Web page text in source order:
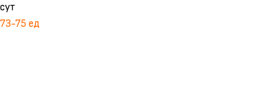
сут
73-75 ед